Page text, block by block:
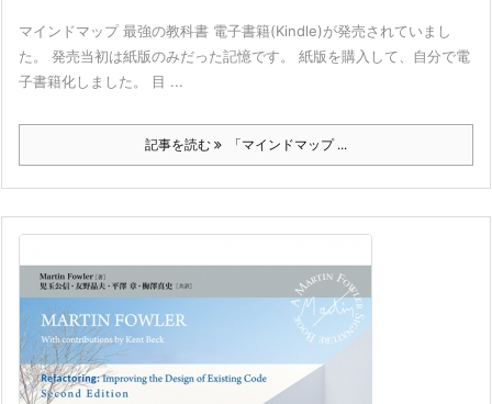
マインドマップ 最強の教科書 電子書籍(Kindle)が発売されていまし
た。 発売当初は紙版のみだった記憶です。 紙版を購入して、自分で電
子書籍化しました。 目 ...
記事を読む 「マインドマップ ...